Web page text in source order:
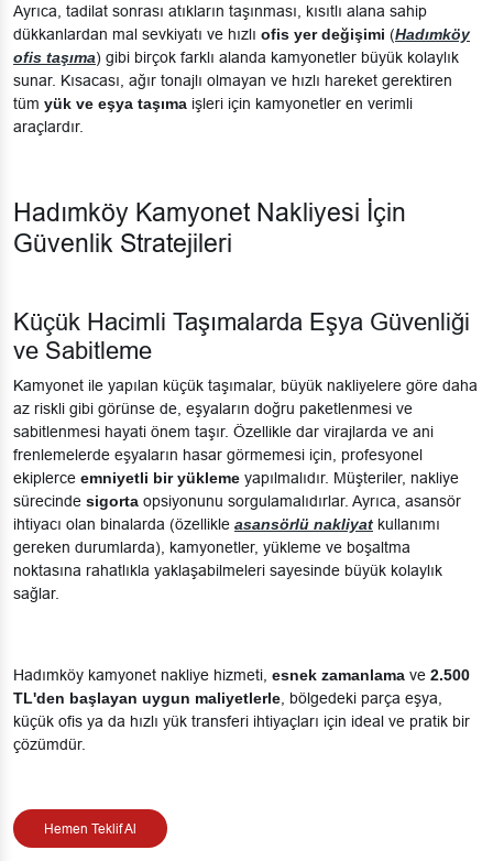
Ayrıca, tadilat sonrası atıkların taşınması, kısıtlı alana sahip
dükkanlardan mal sevkiyatı ve hızlı ofis yer değişimi (Hadımköy
ofis taşıma) gibi birçok farklı alanda kamyonetler büyük kolaylık
sunar. Kısacası, ağır tonajlı olmayan ve hızlı hareket gerektiren
tüm yük ve eşya taşıma işleri için kamyonetler en verimli
araçlardır.
Hadımköy Kamyonet Nakliyesi İçin
Güvenlik Stratejileri
Küçük Hacimli Taşımalarda Eşya Güvenliği
ve Sabitleme
Kamyonet ile yapılan küçük taşımalar, büyük nakliyelere göre daha
az riskli gibi görünse de, eşyaların doğru paketlenmesi ve
sabitlenmesi hayati önem taşır. Özellikle dar virajlarda ve ani
frenlemelerde eşyaların hasar görmemesi için, profesyonel
ekiplerce emniyetli bir yükleme yapılmalıdır. Müşteriler, nakliye
sürecinde sigorta opsiyonunu sorgulamalıdırlar. Ayrıca, asansör
ihtiyacı olan binalarda (özellikle asansörlü nakliyat kullanımı
gereken durumlarda), kamyonetler, yükleme ve boşaltma
noktasına rahatlıkla yaklaşabilmeleri sayesinde büyük kolaylık
sağlar.
Hadımköy kamyonet nakliye hizmeti, esnek zamanlama ve 2.500
TL'den başlayan uygun maliyetlerle, bölgedeki parça eşya,
küçük ofis ya da hızlı yük transferi ihtiyaçları için ideal ve pratik bir
çözümdür.
Hemen Teklif Al